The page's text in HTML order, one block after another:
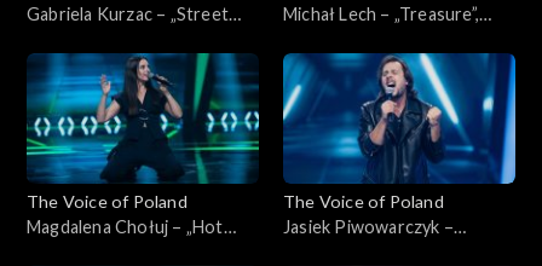
Gabriela Kurzac – „Street
Nokaut, 1 listopada 2025
Michał Lech – „Treasure”,
Nokaut, 1 listopada 2025
The Voice of Poland
Magdalena Chołuj – „Hot
The Voice of Poland
Jasiek Piwowarczyk –